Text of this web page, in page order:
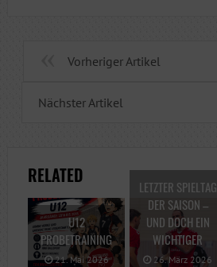
Vorheriger Artikel
Nächster Artikel
RELATED
U12
PROBETRAINING
21. Mai 2026
LETZTER SPIELTAG
DER SAISON –
UND DOCH EIN
WICHTIGER
26. März 2026